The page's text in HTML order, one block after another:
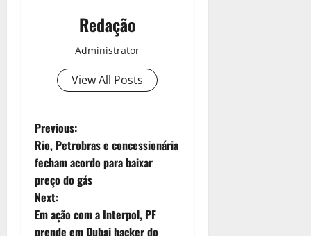
Redação
Administrator
View All Posts
Previous:
Rio, Petrobras e concessionária
fecham acordo para baixar
preço do gás
Next:
Em ação com a Interpol, PF
prende em Dubai hacker do